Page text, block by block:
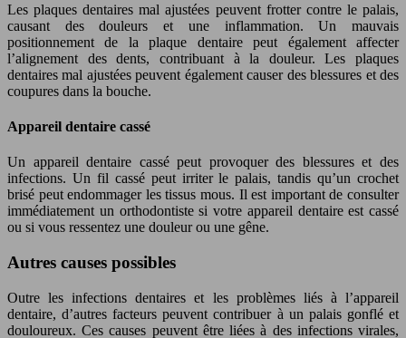
Les plaques dentaires mal ajustées peuvent frotter contre le palais,
causant des douleurs et une inflammation. Un mauvais
positionnement de la plaque dentaire peut également affecter
l’alignement des dents, contribuant à la douleur. Les plaques
dentaires mal ajustées peuvent également causer des blessures et des
coupures dans la bouche.
Appareil dentaire cassé
Un appareil dentaire cassé peut provoquer des blessures et des
infections. Un fil cassé peut irriter le palais, tandis qu’un crochet
brisé peut endommager les tissus mous. Il est important de consulter
immédiatement un orthodontiste si votre appareil dentaire est cassé
ou si vous ressentez une douleur ou une gêne.
Autres causes possibles
Outre les infections dentaires et les problèmes liés à l’appareil
dentaire, d’autres facteurs peuvent contribuer à un palais gonflé et
douloureux. Ces causes peuvent être liées à des infections virales,